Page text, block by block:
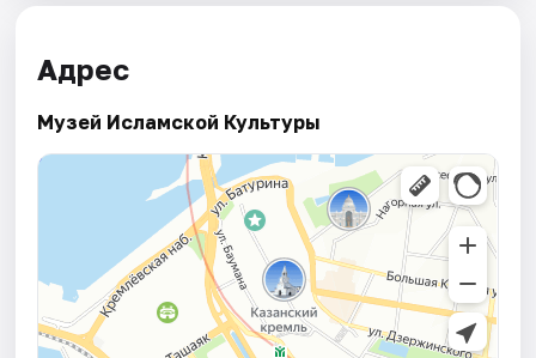
Адрес
Музей Исламской Культуры